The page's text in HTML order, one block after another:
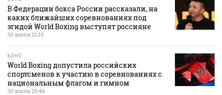
В Федерации бокса России рассказали, на
каких ближайших соревнованиях под
эгидой World Boxing выступят россияне
30 июля 21:10
БОКС
World Boxing допустила российских
спортсменов к участию в соревнованиях с
национальным флагом и гимном
30 июля 20:44